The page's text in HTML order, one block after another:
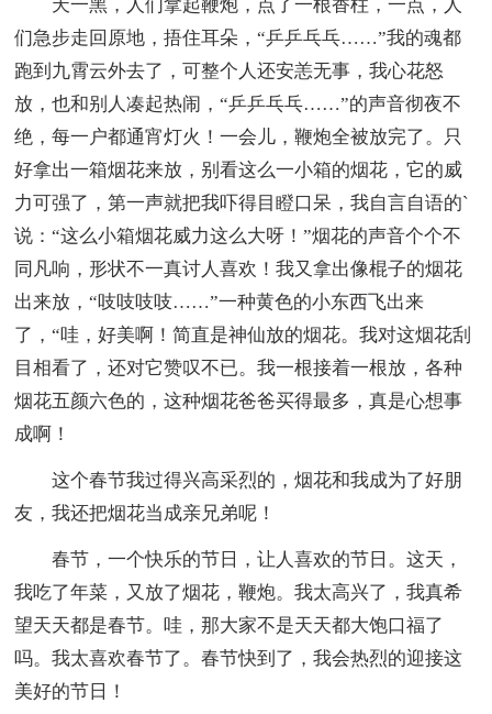
天一黑，人们拿起鞭炮，点了一根香柱，一点，人
们急步走回原地，捂住耳朵，“乒乒乓乓……”我的魂都
跑到九霄云外去了，可整个人还安恙无事，我心花怒
放，也和别人凑起热闹，“乒乒乓乓……”的声音彻夜不
绝，每一户都通宵灯火！一会儿，鞭炮全被放完了。只
好拿出一箱烟花来放，别看这么一小箱的烟花，它的威
力可强了，第一声就把我吓得目瞪口呆，我自言自语的`
说：“这么小箱烟花威力这么大呀！”烟花的声音个个不
同凡响，形状不一真讨人喜欢！我又拿出像棍子的烟花
出来放，“吱吱吱吱……”一种黄色的小东西飞出来
了，“哇，好美啊！简直是神仙放的烟花。我对这烟花刮
目相看了，还对它赞叹不已。我一根接着一根放，各种
烟花五颜六色的，这种烟花爸爸买得最多，真是心想事
成啊！
这个春节我过得兴高采烈的，烟花和我成为了好朋
友，我还把烟花当成亲兄弟呢！
春节，一个快乐的节日，让人喜欢的节日。这天，
我吃了年菜，又放了烟花，鞭炮。我太高兴了，我真希
望天天都是春节。哇，那大家不是天天都大饱口福了
吗。我太喜欢春节了。春节快到了，我会热烈的迎接这
美好的节日！